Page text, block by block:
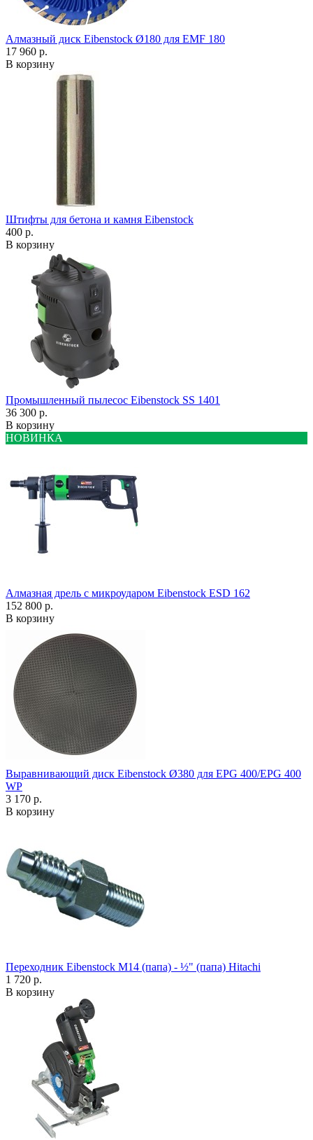
Алмазный диск Eibenstock Ø180 для EMF 180
17 960 р.
В корзину
Штифты для бетона и камня Eibenstock
400 р.
В корзину
Промышленный пылесос Eibenstock SS 1401
36 300 р.
В корзину
НОВИНКА
Алмазная дрель с микроударом Eibenstock ESD 162
152 800 р.
В корзину
Выравнивающий диск Eibenstock Ø380 для EPG 400/EPG 400
WP
3 170 р.
В корзину
Переходник Eibenstock M14 (папа) - ½" (папа) Hitachi
1 720 р.
В корзину